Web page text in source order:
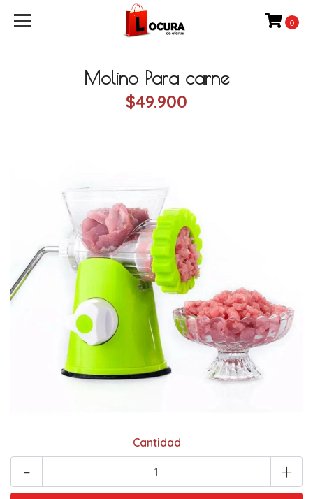
0
Molino Para carne
$49.900
Cantidad
+
-